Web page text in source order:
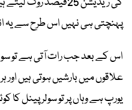
پہنچتی ہی نہیں اس طرح سے یہ
اس کے بعد جب رات آتی ہے تو
علاقوں میں بارشیں ہوتی ہیں
یورپ ہے وہاں پر تو سولر پینل کا